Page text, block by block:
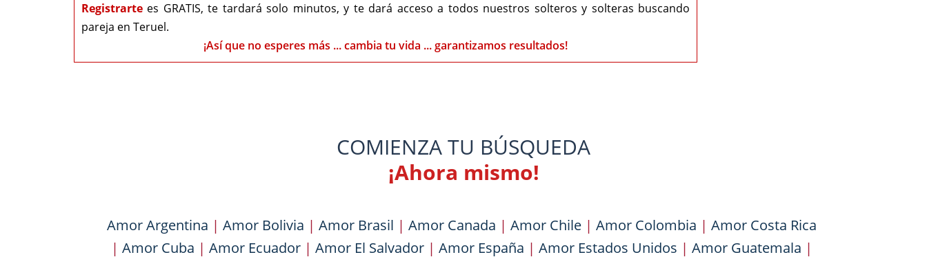
Registrarte es GRATIS, te tardará solo minutos, y te dará acceso a todos nuestros solteros y solteras buscando
pareja en Teruel.
¡Así que no esperes más ... cambia tu vida ... garantizamos resultados!
COMIENZA TU BÚSQUEDA
¡Ahora mismo!
Amor Argentina | Amor Bolivia | Amor Brasil | Amor Canada | Amor Chile | Amor Colombia | Amor Costa Rica
| Amor Cuba | Amor Ecuador | Amor El Salvador | Amor España | Amor Estados Unidos | Amor Guatemala |